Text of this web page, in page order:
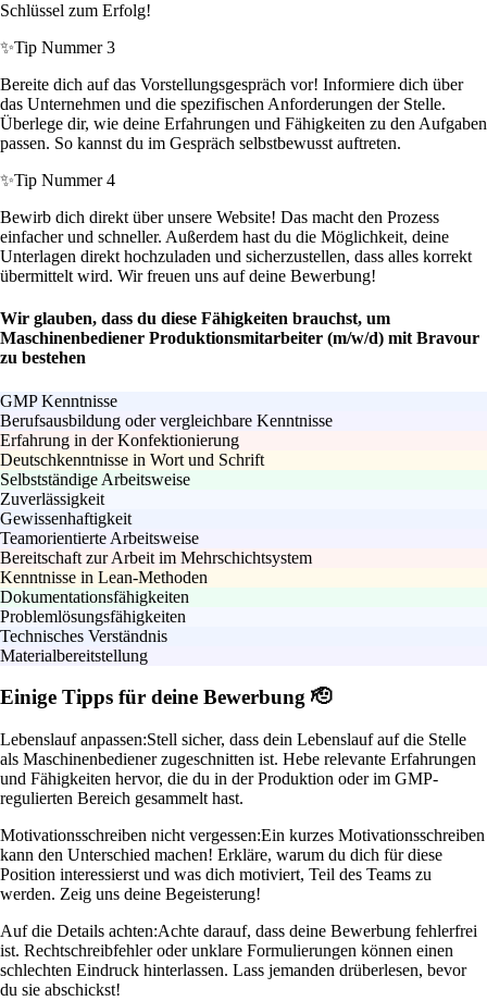
Schlüssel zum Erfolg!
✨Tip Nummer 3
Bereite dich auf das Vorstellungsgespräch vor! Informiere dich über
das Unternehmen und die spezifischen Anforderungen der Stelle.
Überlege dir, wie deine Erfahrungen und Fähigkeiten zu den Aufgaben
passen. So kannst du im Gespräch selbstbewusst auftreten.
✨Tip Nummer 4
Bewirb dich direkt über unsere Website! Das macht den Prozess
einfacher und schneller. Außerdem hast du die Möglichkeit, deine
Unterlagen direkt hochzuladen und sicherzustellen, dass alles korrekt
übermittelt wird. Wir freuen uns auf deine Bewerbung!
Wir glauben, dass du diese Fähigkeiten brauchst, um
Maschinenbediener Produktionsmitarbeiter (m/w/d) mit Bravour
zu bestehen
GMP Kenntnisse
Berufsausbildung oder vergleichbare Kenntnisse
Erfahrung in der Konfektionierung
Deutschkenntnisse in Wort und Schrift
Selbstständige Arbeitsweise
Zuverlässigkeit
Gewissenhaftigkeit
Teamorientierte Arbeitsweise
Bereitschaft zur Arbeit im Mehrschichtsystem
Kenntnisse in Lean-Methoden
Dokumentationsfähigkeiten
Problemlösungsfähigkeiten
Technisches Verständnis
Materialbereitstellung
Einige Tipps für deine Bewerbung 🫡
Lebenslauf anpassen:Stell sicher, dass dein Lebenslauf auf die Stelle
als Maschinenbediener zugeschnitten ist. Hebe relevante Erfahrungen
und Fähigkeiten hervor, die du in der Produktion oder im GMP-
regulierten Bereich gesammelt hast.
Motivationsschreiben nicht vergessen:Ein kurzes Motivationsschreiben
kann den Unterschied machen! Erkläre, warum du dich für diese
Position interessierst und was dich motiviert, Teil des Teams zu
werden. Zeig uns deine Begeisterung!
Auf die Details achten:Achte darauf, dass deine Bewerbung fehlerfrei
ist. Rechtschreibfehler oder unklare Formulierungen können einen
schlechten Eindruck hinterlassen. Lass jemanden drüberlesen, bevor
du sie abschickst!